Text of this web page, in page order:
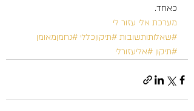
כאחד.
מערכת אלי עזור לי
#שאלותותשובות #תיקוןכללי #נחמןמאומן
#תיקון #אליעזורלי